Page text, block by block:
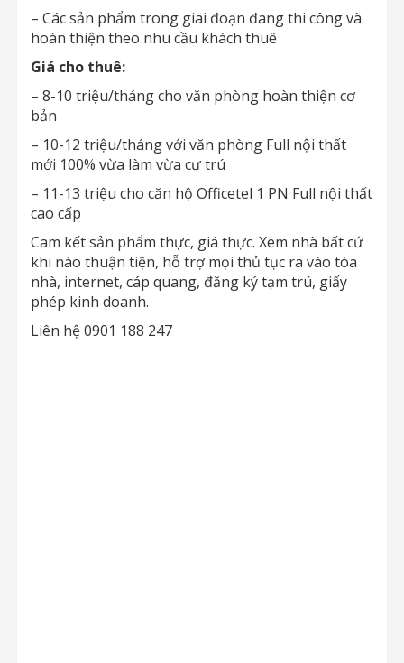
– Các sản phẩm trong giai đoạn đang thi công và
hoàn thiện theo nhu cầu khách thuê
Giá cho thuê:
– 8-10 triệu/tháng cho văn phòng hoàn thiện cơ
bản
– 10-12 triệu/tháng với văn phòng Full nội thất
mới 100% vừa làm vừa cư trú
– 11-13 triệu cho căn hộ Officetel 1 PN Full nội thất
cao cấp
Cam kết sản phẩm thực, giá thực. Xem nhà bất cứ
khi nào thuận tiện, hỗ trợ mọi thủ tục ra vào tòa
nhà, internet, cáp quang, đăng ký tạm trú, giấy
phép kinh doanh.
Liên hệ 0901 188 247